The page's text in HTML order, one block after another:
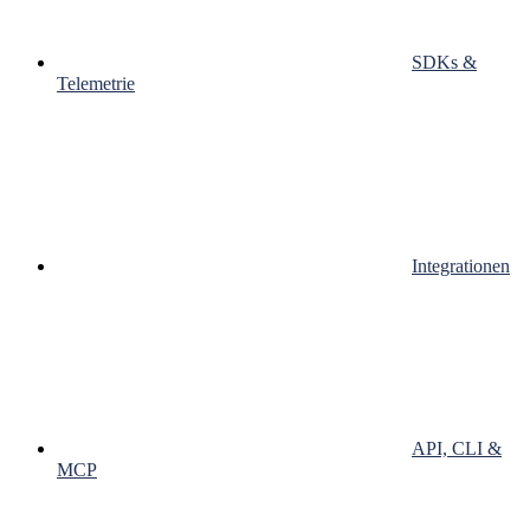
SDKs &
Telemetrie
Integrationen
API, CLI &
MCP